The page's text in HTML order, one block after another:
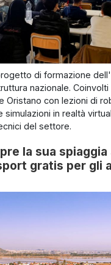
di formazione
nazionale. Coinvolti
Oristano con lezioni di
simulazioni in realtà
del settore.
la sua
gratis per gli